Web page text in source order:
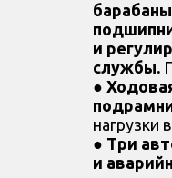
и
службы.
●
нагрузки
● Три
и